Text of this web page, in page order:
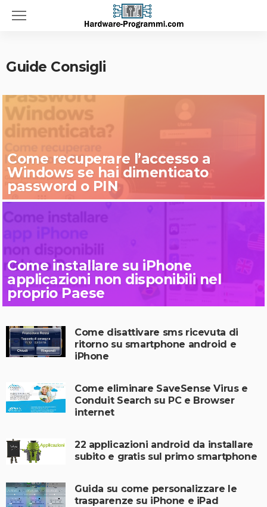
Guide Consigli
Come recuperare l’accesso a
Windows se hai dimenticato
password o PIN
Come installare su iPhone
applicazioni non disponibili nel
proprio Paese
Come disattivare sms ricevuta di
ritorno su smartphone android e
iPhone
Come eliminare SaveSense Virus e
Conduit Search su PC e Browser
internet
22 applicazioni android da installare
subito e gratis sul primo smartphone
Guida su come personalizzare le
trasparenze su iPhone e iPad